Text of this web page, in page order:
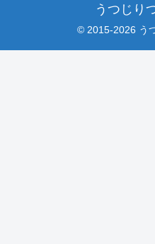
うつじり
© 2015-2026 う